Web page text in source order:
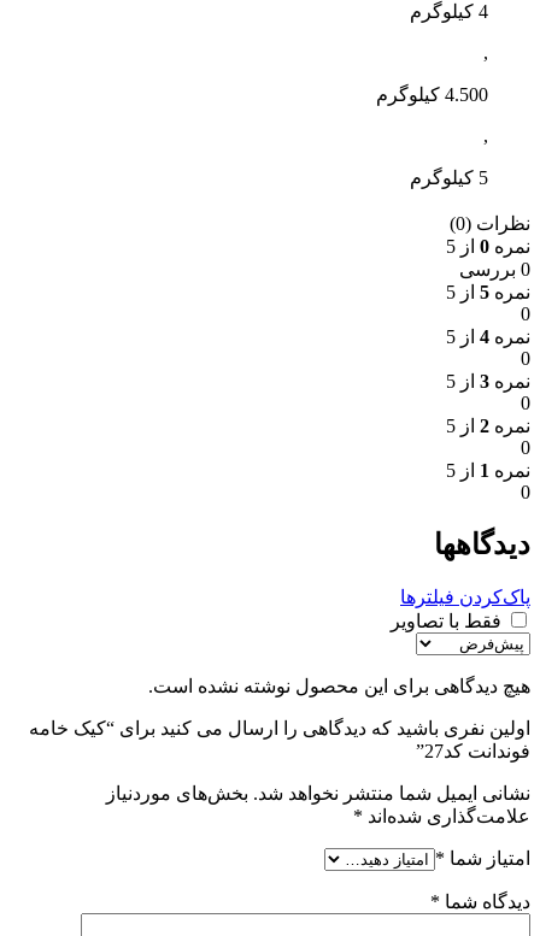
4 کیلوگرم
,
4.500 کیلوگرم
,
5 کیلوگرم
نظرات (0)
نمره 0 از 5
0 بررسی
نمره 5 از 5
0
نمره 4 از 5
0
نمره 3 از 5
0
نمره 2 از 5
0
نمره 1 از 5
0
دیدگاهها
پاک‌کردن فیلترها
فقط با تصاویر
هیچ دیدگاهی برای این محصول نوشته نشده است.
اولین نفری باشید که دیدگاهی را ارسال می کنید برای “کیک خامه
فوندانت کد27”
نشانی ایمیل شما منتشر نخواهد شد. بخش‌های موردنیاز
علامت‌گذاری شده‌اند *
امتیاز شما *
دیدگاه شما *